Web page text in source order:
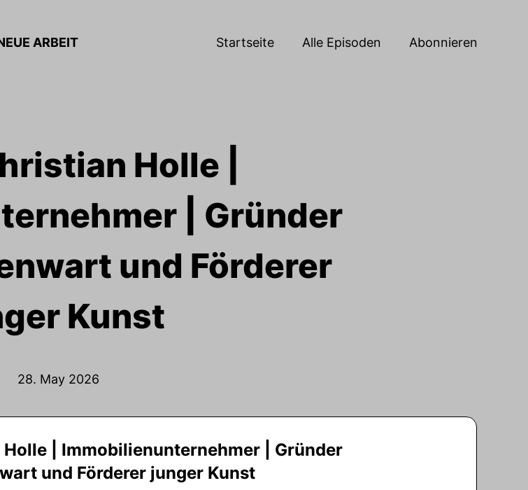
ARBEIT Startseite Alle Episoden Abonnieren
Holle |
| Gründer
und Förderer
Kunst
28. May 2026